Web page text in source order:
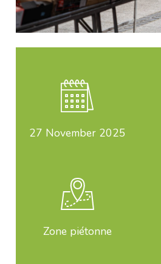
27 November 2025
Zone piétonne